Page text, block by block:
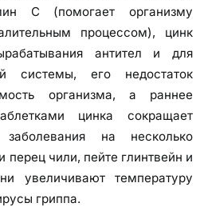
С (помогает организму
процессом), цинк
антител и для
системы, его недостаток
организма, а раннее
цинка сокращает
заболевания на несколько
перец чили, пейте глинтвейн и
увеличивают температуру
гриппа.